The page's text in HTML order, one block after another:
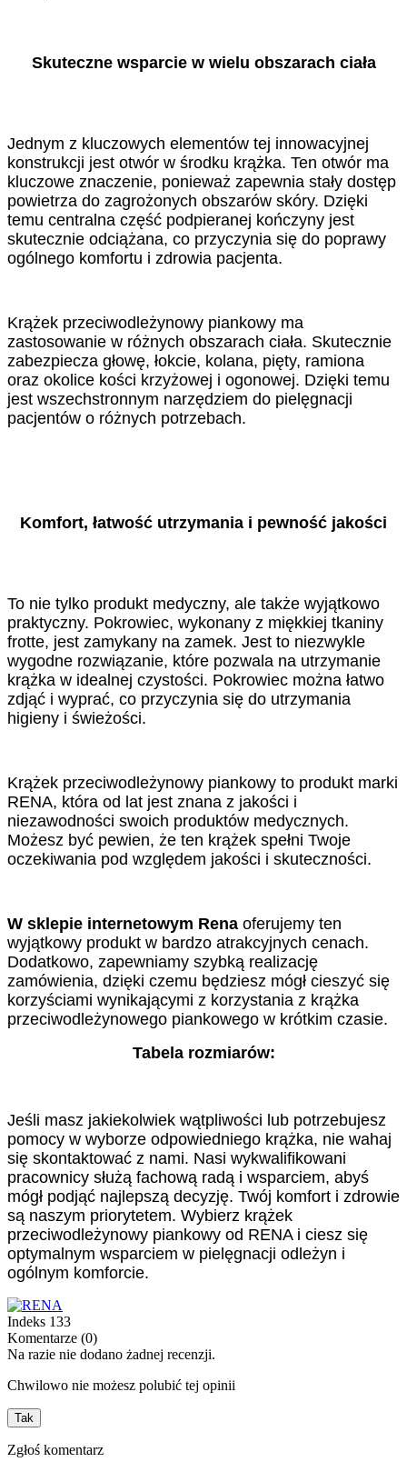
Skuteczne wsparcie w wielu obszarach ciała
Jednym z kluczowych elementów tej innowacyjnej
konstrukcji jest otwór w środku krążka. Ten otwór ma
kluczowe znaczenie, ponieważ zapewnia stały dostęp
powietrza do zagrożonych obszarów skóry. Dzięki
temu centralna część podpieranej kończyny jest
skutecznie odciążana, co przyczynia się do poprawy
ogólnego komfortu i zdrowia pacjenta.
Krążek przeciwodleżynowy piankowy ma
zastosowanie w różnych obszarach ciała. Skutecznie
zabezpiecza głowę, łokcie, kolana, pięty, ramiona
oraz okolice kości krzyżowej i ogonowej. Dzięki temu
jest wszechstronnym narzędziem do pielęgnacji
pacjentów o różnych potrzebach.
Komfort, łatwość utrzymania i pewność jakości
To nie tylko produkt medyczny, ale także wyjątkowo
praktyczny. Pokrowiec, wykonany z miękkiej tkaniny
frotte, jest zamykany na zamek. Jest to niezwykle
wygodne rozwiązanie, które pozwala na utrzymanie
krążka w idealnej czystości. Pokrowiec można łatwo
zdjąć i wyprać, co przyczynia się do utrzymania
higieny i świeżości.
Krążek przeciwodleżynowy piankowy to produkt marki
RENA, która od lat jest znana z jakości i
niezawodności swoich produktów medycznych.
Możesz być pewien, że ten krążek spełni Twoje
oczekiwania pod względem jakości i skuteczności.
W sklepie internetowym Rena oferujemy ten
wyjątkowy produkt w bardzo atrakcyjnych cenach.
Dodatkowo, zapewniamy szybką realizację
zamówienia, dzięki czemu będziesz mógł cieszyć się
korzyściami wynikającymi z korzystania z krążka
przeciwodleżynowego piankowego w krótkim czasie.
Tabela rozmiarów:
Jeśli masz jakiekolwiek wątpliwości lub potrzebujesz
pomocy w wyborze odpowiedniego krążka, nie wahaj
się skontaktować z nami. Nasi wykwalifikowani
pracownicy służą fachową radą i wsparciem, abyś
mógł podjąć najlepszą decyzję. Twój komfort i zdrowie
są naszym priorytetem. Wybierz krążek
przeciwodleżynowy piankowy od RENA i ciesz się
optymalnym wsparciem w pielęgnacji odleżyn i
ogólnym komforcie.
Indeks 133
Komentarze (0)
Na razie nie dodano żadnej recenzji.
Chwilowo nie możesz polubić tej opinii
Tak
Zgłoś komentarz